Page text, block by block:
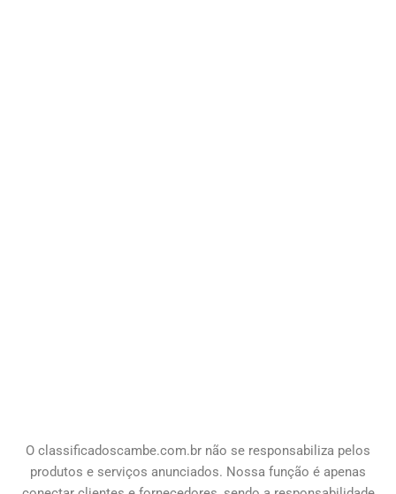
O classificadoscambe.com.br não se responsabiliza pelos
produtos e serviços anunciados. Nossa função é apenas